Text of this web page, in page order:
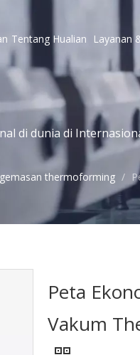
Tentang Hualian Layanan
di dunia di
thermoforming /
Peta
Vakum